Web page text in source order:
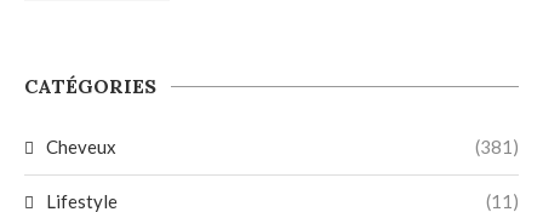
CATÉGORIES
Cheveux (381)
Lifestyle (11)